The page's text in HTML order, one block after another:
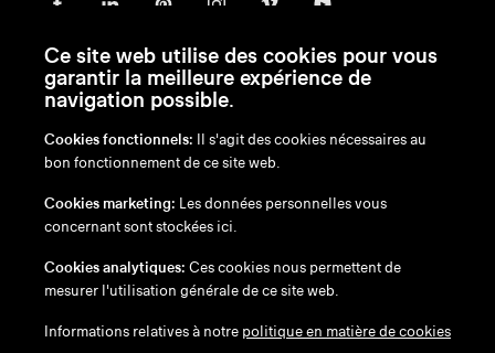
en/nl/fr/de
Exonération de responsabilité
Politique en matière de cookies
Ce site web utilise des cookies pour vous
garantir la meilleure expérience de
navigation possible.
Cookies fonctionnels: Il s'agit des cookies nécessaires au
bon fonctionnement de ce site web.
Cookies marketing: Les données personnelles vous
concernant sont stockées ici.
Cookies analytiques: Ces cookies nous permettent de
mesurer l'utilisation générale de ce site web.
Informations relatives à notre politique en matière de cookies